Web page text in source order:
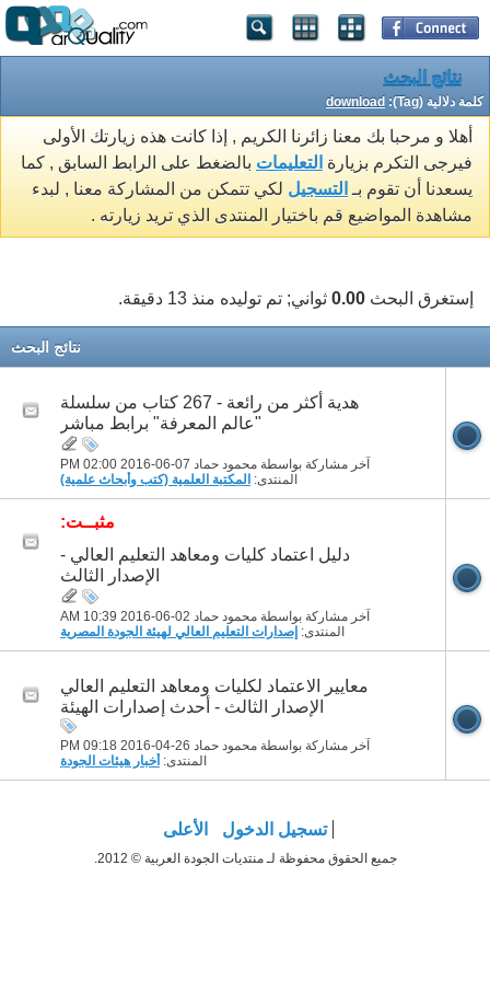
نتائج البحث
كلمة دلالية (Tag): download
أهلا و مرحبا بك معنا زائرنا الكريم , إذا كانت هذه زيارتك الأولى
فيرجى التكرم بزيارة التعليمات بالضغط على الرابط السابق , كما
يسعدنا أن تقوم بـ التسجيل لكي تتمكن من المشاركة معنا , لبدء
مشاهدة المواضيع قم باختيار المنتدى الذي تريد زيارته .
إستغرق البحث 0.00 ثواني; تم توليده منذ 13 دقيقة.
نتائج البحث
هدية أكثر من رائعة - 267 كتاب من سلسلة
"عالم المعرفة" برابط مباشر
آخر مشاركة بواسطة محمود حماد 07-06-2016
02:00 PM
المنتدى: المكتبة العلمية (كتب وأبحاث علمية)
مثبــت:
دليل اعتماد كليات ومعاهد التعليم العالي -
الإصدار الثالث
آخر مشاركة بواسطة محمود حماد 02-06-2016
10:39 AM
المنتدى: إصدارات التعليم العالي لهيئة الجودة المصرية
معايير الاعتماد لكليات ومعاهد التعليم العالي
الإصدار الثالث - أحدث إصدارات الهيئة
آخر مشاركة بواسطة محمود حماد 26-04-2016
09:18 PM
المنتدى: أخبار هيئات الجودة
تسجيل الدخول الأعلى
جميع الحقوق محفوظة لـ منتديات الجودة العربية © 2012.